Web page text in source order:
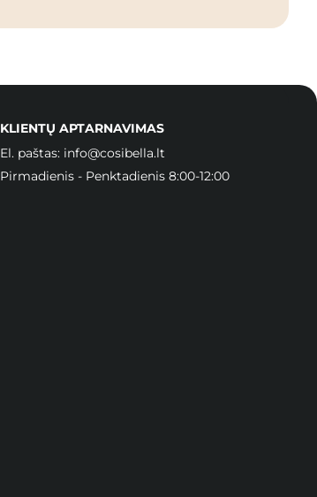
KLIENTŲ APTARNAVIMAS
El. paštas: info@cosibella.lt
Pirmadienis - Penktadienis 8:00-12:00